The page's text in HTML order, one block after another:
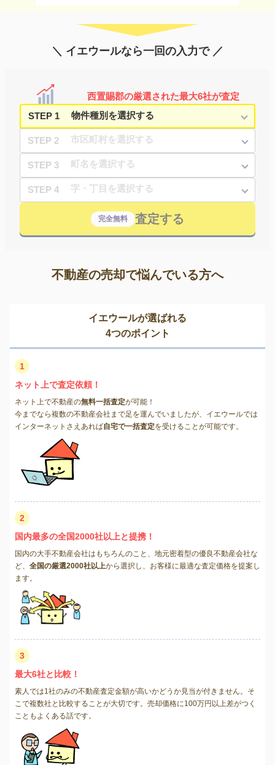
＼ イエウールなら一回の入力で ／
西置賜郡の厳選された最大6社が査定
STEP 1
STEP 2
STEP 3
STEP 4
完全無料 査定する
不動産の売却で悩んでいる方へ
イエウールが選ばれる
4つのポイント
1
ネット上で査定依頼！
ネット上で不動産の無料一括査定が可能！
今までなら複数の不動産会社まで足を運んでいましたが、イエウールでは
インターネットさえあれば自宅で一括査定を受けることが可能です。
2
国内最多の全国2000社以上と提携！
国内の大手不動産会社はもちろんのこと、地元密着型の優良不動産会社な
ど、 全国の厳選2000社以上から選択し、お客様に最適な査定価格を提案し
ます。
3
最大6社と比較！
素人では1社のみの不動産査定金額が高いかどうか見当が付きません。そ
こで複数社と比較することが大切です。売却価格に100万円以上差がつく
こともよくある話です。